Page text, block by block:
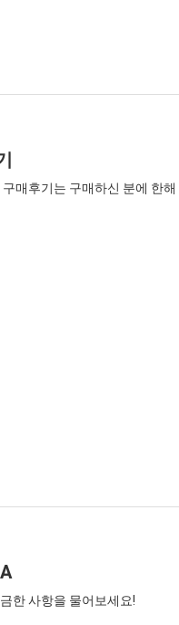
매후기는 구매하신 분에 한해
한 사항을 물어보세요!